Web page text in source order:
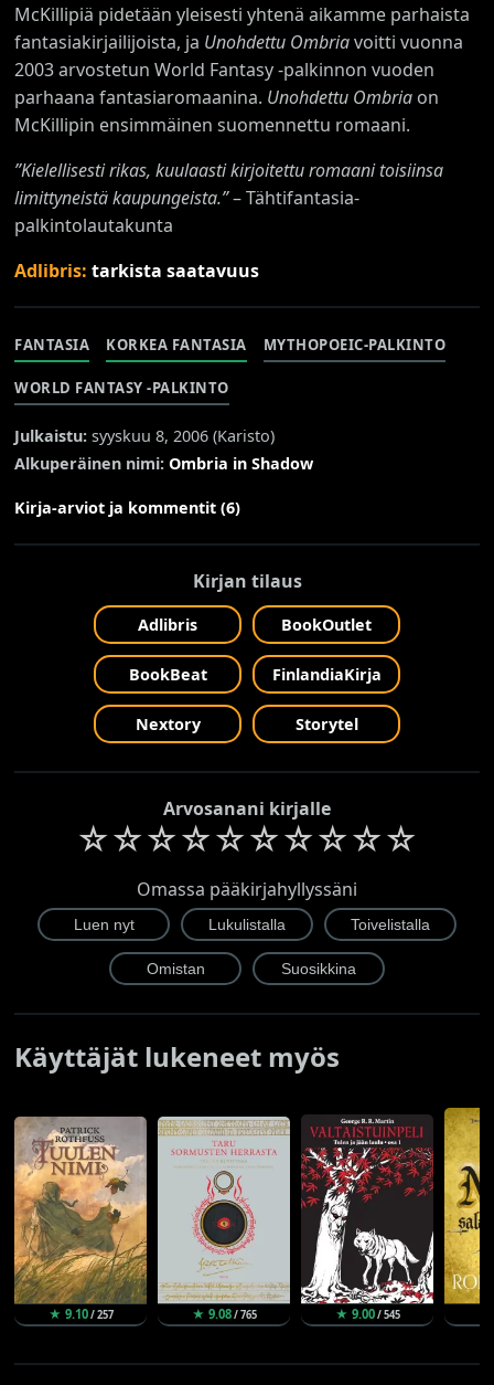
McKillipiä pidetään yleisesti yhtenä aikamme parhaista
fantasiakirjailijoista, ja Unohdettu Ombriavoitti vuonna
2003 arvostetun World Fantasy -palkinnon vuoden
parhaana fantasiaromaanina. Unohdettu Ombria on
McKillipin ensimmäinen suomennettu romaani.
”Kielellisesti rikas, kuulaasti kirjoitettu romaani toisiinsa
limittyneistä kaupungeista.”– Tähtifantasia-
palkintolautakunta
Adlibris:tarkista saatavuus
FANTASIA KORKEA FANTASIA MYTHOPOEIC-PALKINTO
WORLD FANTASY -PALKINTO
Julkaistu: syyskuu 8, 2006 (Karisto)
Alkuperäinen nimi: Ombria in Shadow
Kirja-arviot ja kommentit (6)
Kirjan tilaus
Adlibris BookOutlet
BookBeat FinlandiaKirja
Nextory Storytel
Arvosanani kirjalle
☆☆☆☆☆☆☆☆☆☆
Omassa pääkirjahyllyssäni
Käyttäjät lukeneet myös
★ 9.10/ 257 ★ 9.08/ 765 ★ 9.00/ 545